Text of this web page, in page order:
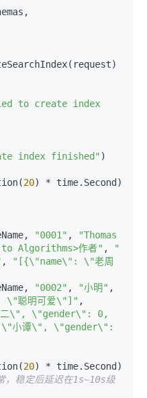
to create index
index finished" )
20
"0001" ,
"Thomas
Algorithms>作者" ,
"
,
"[{\"name\": \"老周
"0002" , "小明"
\"聪明可爱\"]" ,
\", \"gender\": 0,
小谭\", \"gender\":
20
稳定后延迟在1s~10s级